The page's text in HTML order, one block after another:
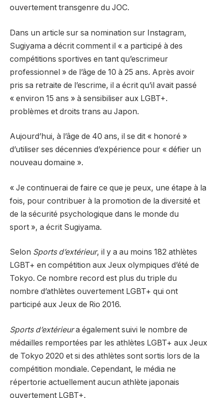
ouvertement transgenre du JOC.
Dans un article sur sa nomination sur Instagram,
Sugiyama a décrit comment il « a participé à des
compétitions sportives en tant qu’escrimeur
professionnel » de l’âge de 10 à 25 ans. Après avoir
pris sa retraite de l’escrime, il a écrit qu’il avait passé
« environ 15 ans » à sensibiliser aux LGBT+.
problèmes et droits trans au Japon.
Aujourd’hui, à l’âge de 40 ans, il se dit « honoré »
d’utiliser ses décennies d’expérience pour « défier un
nouveau domaine ».
« Je continuerai de faire ce que je peux, une étape à la
fois, pour contribuer à la promotion de la diversité et
de la sécurité psychologique dans le monde du
sport », a écrit Sugiyama.
Selon Sports d’extérieur, il y a au moins 182 athlètes
LGBT+ en compétition aux Jeux olympiques d’été de
Tokyo. Ce nombre record est plus du triple du
nombre d’athlètes ouvertement LGBT+ qui ont
participé aux Jeux de Rio 2016.
Sports d’extérieura également suivi le nombre de
médailles remportées par les athlètes LGBT+ aux Jeux
de Tokyo 2020 et si des athlètes sont sortis lors de la
compétition mondiale. Cependant, le média ne
répertorie actuellement aucun athlète japonais
ouvertement LGBT+.